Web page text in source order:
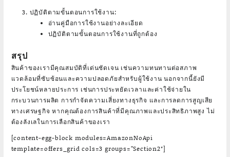
ปฏิบัติตามขั้นตอนการใช้งาน:
อ่านคู่มือการใช้งานอย่างละเอียด
ปฏิบัติตามขั้นตอนการใช้งานที่ถูกต้อง
สรุป
สินค้าของเรามีคุณสมบัติที่เด่นชัดเจน เช่นความทนทานต่อสภาพ
แวดล้อมที่ซับซ้อนและความปลอดภัยสำหรับผู้ใช้งาน นอกจากนี้ยังมี
ประโยชน์หลายประการ เช่นการประหยัดเวลาและค่าใช้จ่ายใน
กระบวนการผลิต การกำจัดความเสี่ยงทางธุรกิจ และการลดการสูญเสีย
ทางเศรษฐกิจ หากคุณต้องการสินค้าที่มีคุณภาพและประสิทธิภาพสูง ไม่
ต้องลังเลในการเลือกสินค้าของเรา
[content-egg-block modules=AmazonNoApi
template=offers_grid cols=3 groups=”Section2″]